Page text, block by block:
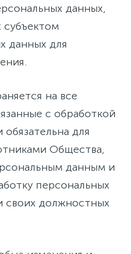
данных,
данных для
на все
с обработкой
для
Общества,
данным и
персональных
своих должностных